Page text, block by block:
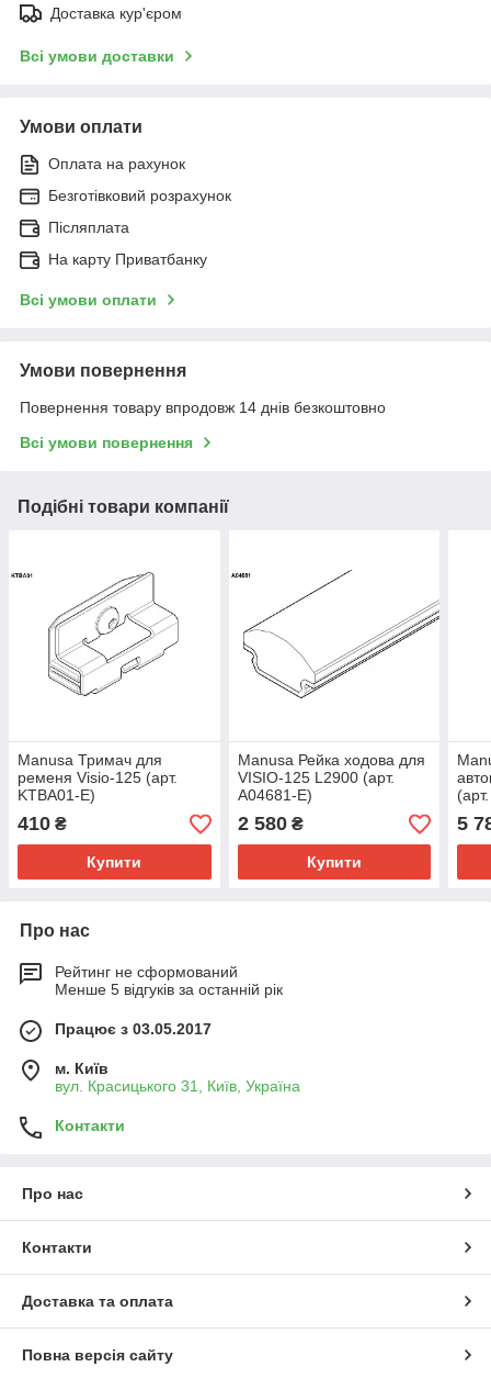
Доставка кур'єром
Всі умови доставки
Умови оплати
Оплата на рахунок
Безготівковий розрахунок
Післяплата
На карту Приватбанку
Всі умови оплати
Умови повернення
Повернення товару впродовж 14 днів безкоштовно
Всі умови повернення
Подібні товари компанії
Manusa Тримач для
ременя Visio-125 (арт.
KTBA01-E)
410 ₴
Купити
Manusa Рейка ходова для
VISIO-125 L2900 (арт.
A04681-E)
2 580₴
Купити
5
Про нас
Рейтинг не сформований
Менше 5 відгуків за останній рік
Працює з 03.05.2017
м. Київ
вул. Красицького 31, Київ, Україна
Контакти
Про нас
Контакти
Доставка та оплата
Повна версія сайту